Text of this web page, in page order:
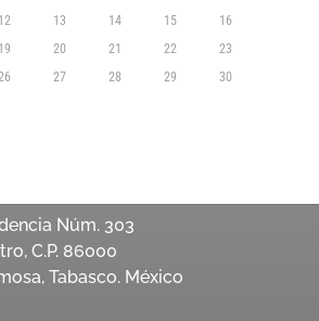
12 13 14 15
16
19 20 21 22
23
27 28 29
30
Núm. 303
C.P. 86000
Tabasco. México